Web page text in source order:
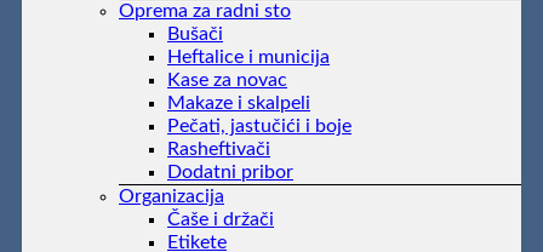
Oprema za radni sto
Bušači
Heftalice i municija
Kase za novac
Makaze i skalpeli
Pečati, jastučići i boje
Rasheftivači
Dodatni pribor
Organizacija
Čaše i držači
Etikete